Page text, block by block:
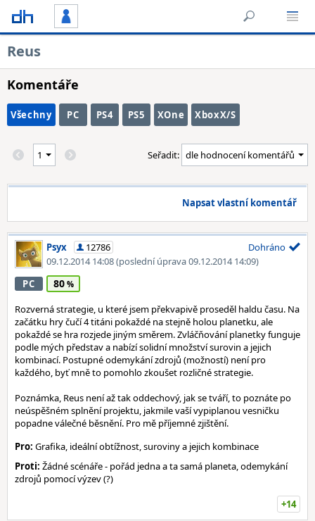
Reus
Komentáře
Všechny PC PS4 PS5 XOne XboxX/S
Seřadit:
Napsat vlastní komentář
Psyx
12786
09.12.2014 14:08(poslední úprava 09.12.2014 14:09)
Dohráno
PC 80
Rozverná strategie, u které jsem překvapivě proseděl haldu času. Na
začátku hry čučí 4 titáni pokaždé na stejně holou planetku, ale
pokaždé se hra rozjede jiným směrem. Zvláčňování planetky funguje
podle mých představ a nabízí solidní množství surovin a jejich
kombinací. Postupné odemykání zdrojů (možností) není pro
každého, byť mně to pomohlo zkoušet rozličné strategie.
Poznámka, Reus není až tak oddechový, jak se tváří, to poznáte po
neúspěšném splnění projektu, jakmile vaší vypiplanou vesničku
popadne válečné běsnění. Pro mě příjemné zjištění.
Pro: Grafika, ideální obtížnost, suroviny a jejich kombinace
Proti: Žádné scénáře - pořád jedna a ta samá planeta, odemykání
zdrojů pomocí výzev (?)
+14